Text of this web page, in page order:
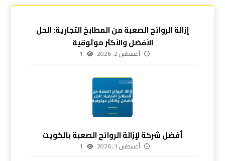
إزالة الروائح الصعبة من المطابخ التجارية: الحل
الأفضل والأكثر موثوقية
أغسطس 2, 2026 1
أفضل شركة لإزالة الروائح الصعبة بالكويت
أغسطس 1, 2026 1